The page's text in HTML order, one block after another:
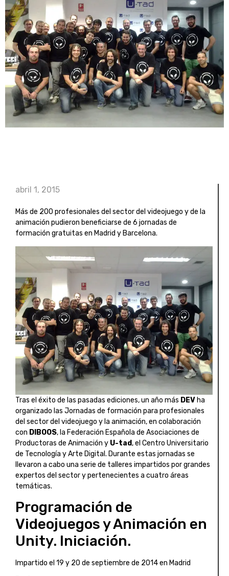
abril 1, 2015
Más de 200 profesionales del sector del videojuego y de la
animación pudieron beneficiarse de 6 jornadas de
formación gratuitas en Madrid y Barcelona.
Tras el éxito de las pasadas ediciones, un año más DEV ha
organizado las Jornadas de formación para profesionales
del sector del videojuego y la animación, en colaboración
con DIBOOS, la Federación Española de Asociaciones de
Productoras de Animación y U-tad, el Centro Universitario
de Tecnología y Arte Digital. Durante estas jornadas se
llevaron a cabo una serie de talleres impartidos por grandes
expertos del sector y pertenecientes a cuatro áreas
temáticas.
Programación de
Videojuegos y Animación en
Unity. Iniciación.
Impartido el 19 y 20 de septiembre de 2014 en Madrid